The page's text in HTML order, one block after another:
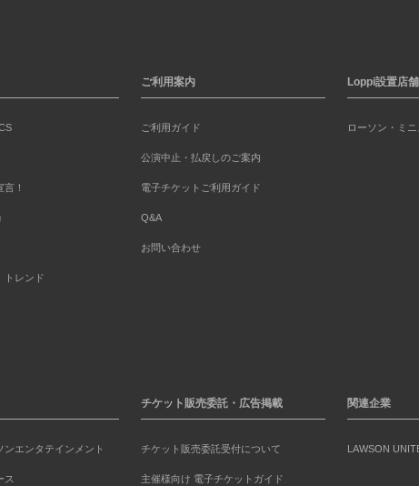
！
トレンド
ご利用案内
ご利用ガイド
公演中止・払戻しのご案内
電子チケットご利用ガイド
Q&A
お問い合わせ
Loppi設置店舗
ローソン・ミ
ンエンタテインメント
ス
チケット販売委託・広告掲載
チケット販売委託受付について
主催様向け 電子チケットガイド
関連企業
LAWSON